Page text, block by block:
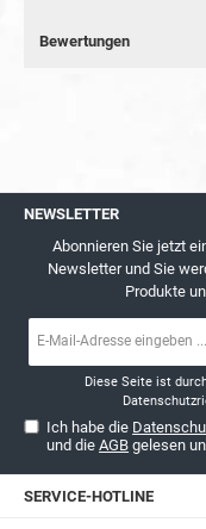
Bewertungen
NEWSLETTER
Abonnieren Sie jetzt
Newsletter und Sie
Produkte
Diese Seite ist
Ich habe die
und dieAGB gelesen
SERVICE-HOTLINE